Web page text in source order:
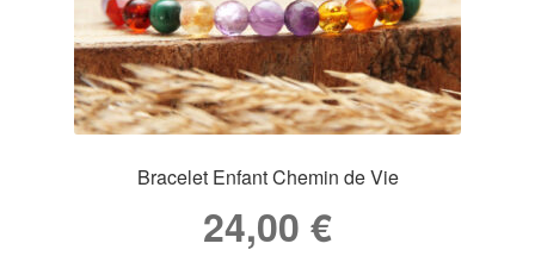
Bracelet Enfant Chemin de Vie
24,00 €